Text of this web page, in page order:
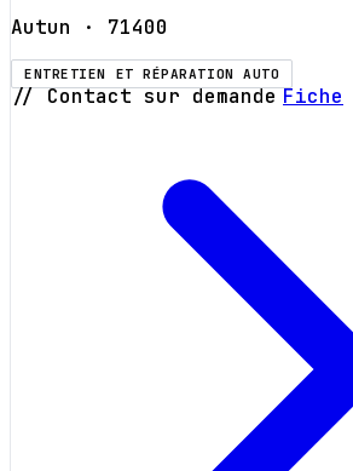
Autun · 71400
ENTRETIEN ET RÉPARATION AUTO
// Contact sur demande Fiche